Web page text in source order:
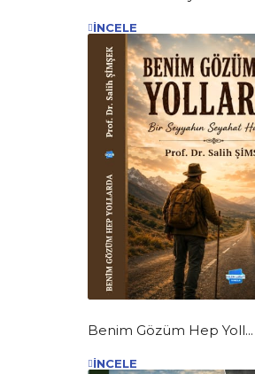
İNCELE
Benim Gözüm Hep Yoll...
İNCELE